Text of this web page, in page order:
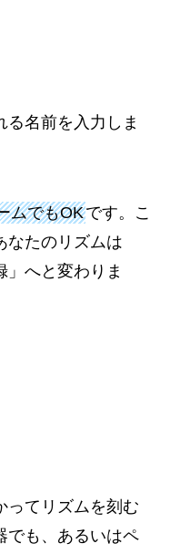
る名前を入力しま
ムでもOKです。こ
なたのリズムは
」へと変わりま
ってリズムを刻む
でも、あるいはペ